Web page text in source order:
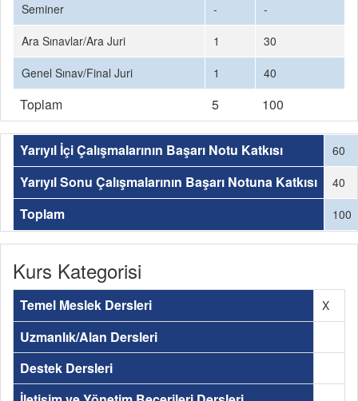
Seminer
-
-
Ara Sınavlar/Ara Juri
1
30
Genel Sınav/Final Juri
1 40
Toplam 5 100
Yarıyıl İçi Çalışmalarının Başarı Notu Katkısı 60
Yarıyıl Sonu Çalışmalarının Başarı Notuna Katkısı 40
Toplam 100
Kurs Kategorisi
Temel Meslek Dersleri X
Uzmanlık/Alan Dersleri
Destek Dersleri